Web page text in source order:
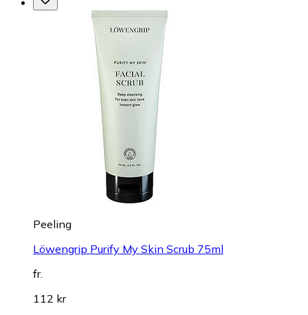
Peeling
Löwengrip Purify My Skin Scrub 75ml
fr.
112 kr